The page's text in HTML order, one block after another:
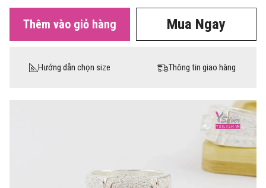
Thêm vào giỏ hàng Mua Ngay
Hướng dẫn chọn size Thông tin giao hàng